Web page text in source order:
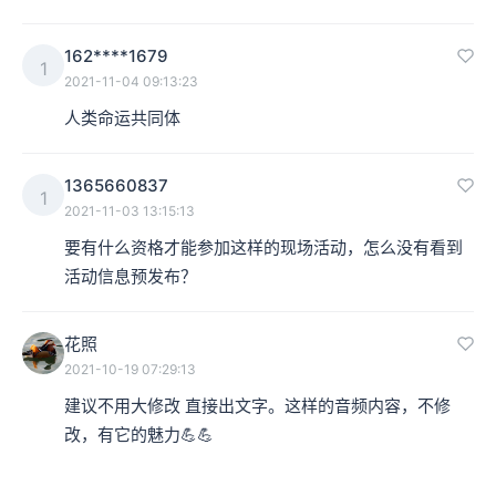
1
162****1679
2021-11-04 09:13:23
人类命运共同体
1
1365660837
2021-11-03 13:15:13
要有什么资格才能参加这样的现场活动，怎么没有看到
活动信息预发布？
花照
2021-10-19 07:29:13
建议不用大修改 直接出文字。这样的音频内容，不修
改，有它的魅力💪💪